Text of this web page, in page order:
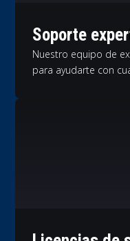
Soporte
Nuestro equipo de
para ayudarte con